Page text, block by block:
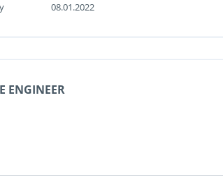
08.01.2022
ENGINEER